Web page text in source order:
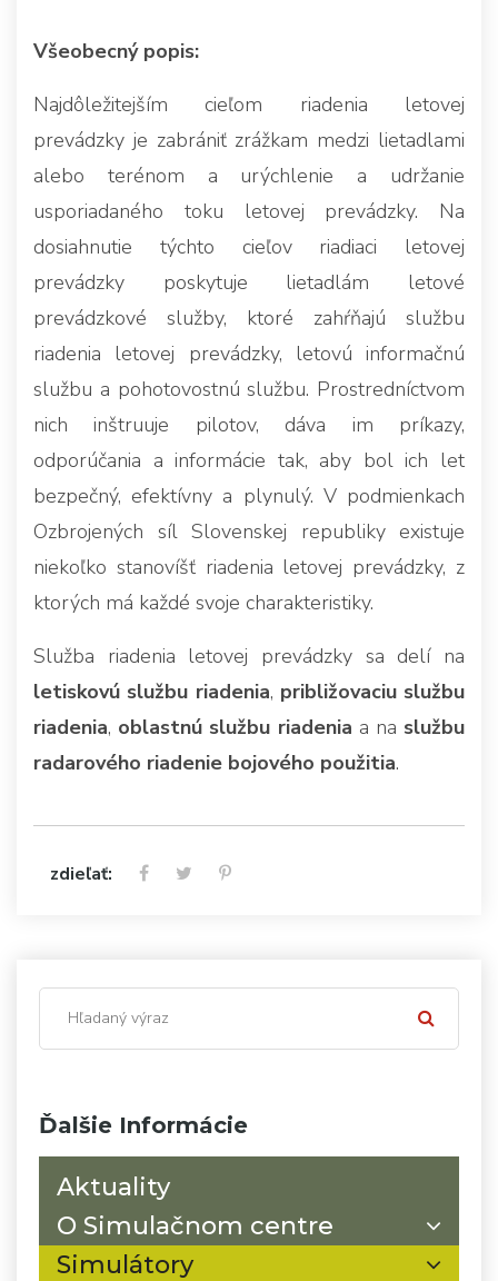
Ďalšie Informácie
Aktuality
O Simulačnom centre
Simulátory
Všeobecný popis:
Najdôležitejším cieľom riadenia letovej
prevádzky je zabrániť zrážkam medzi lietadlami
alebo terénom a urýchlenie a udržanie
usporiadaného toku letovej prevádzky. Na
dosiahnutie týchto cieľov riadiaci letovej
prevádzky poskytuje lietadlám letové
prevádzkové služby, ktoré zahŕňajú službu
riadenia letovej prevádzky, letovú informačnú
službu a pohotovostnú službu. Prostredníctvom
nich inštruuje pilotov, dáva im príkazy,
odporúčania a informácie tak, aby bol ich let
bezpečný, efektívny a plynulý. V podmienkach
Ozbrojených síl Slovenskej republiky existuje
niekoľko stanovíšť riadenia letovej prevádzky, z
ktorých má každé svoje charakteristiky.
Služba riadenia letovej prevádzky sa delí na
letiskovú službu riadenia, približovaciu službu
riadenia, oblastnú službu riadenia a na službu
radarového riadenie bojového použitia.
zdieľať: